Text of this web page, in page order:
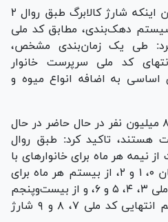
سخنگوی معاونت رفاه با بیان اینکه شارژ کالابرگ طبق روال ۲
دهک‌بندی، مطابق کد ملی
کرد: طی یک زمان‌بندی مشخص،
کد ملی سرپرست خانوار
۱۱ قلم کالای اساسی به اضافه انواع میوه و
وی با بیان اینکه بیش از ۸۳ میلیون نفر در حال حاضر در حال
هستند، تاکید کرد: طبق روال
نیمه هر ماه برای خانوارهای با
رقم انتهای کد ملی سرپرستان ۰، ۱ و ۲، از بیستم هر ماه برای
سرپرستان با رقم انتهای کد ملی ۳، ۴، ۵ و ۶، و از بیست‌وپنجم
هر ماه برای خانوارهای با رقم انتهایی کد ملی ۷، ۸ و ۹ شارژ